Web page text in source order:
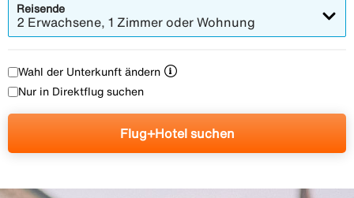
Reisende
2 Erwachsene, 1 Zimmer oder Wohnung
Wahl der Unterkunft ändern
Nur in Direktflug suchen
Flug+Hotel suchen